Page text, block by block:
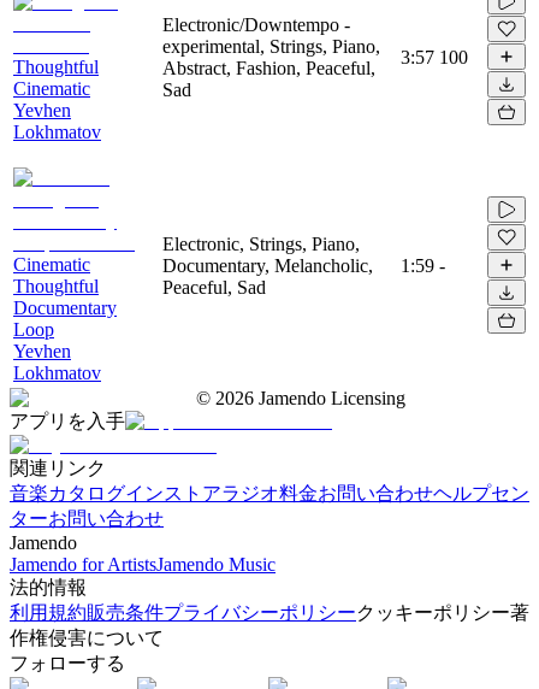
Thoughtful
Cinematic
Yevhen
Lokhmatov
Electronic/Downtempo -
experimental, Strings, Piano,
Abstract, Fashion, Peaceful,
Sad
3:57 100
Cinematic
Thoughtful
Documentary
Loop
Yevhen
Lokhmatov
Electronic, Strings, Piano,
Documentary, Melancholic,
Peaceful, Sad
1:59 -
© 2026 Jamendo Licensing
アプリを入手
関連リンク
音楽カタログインストアラジオ料金お問い合わせヘルプセン
ターお問い合わせ
Jamendo
Jamendo for ArtistsJamendo Music
法的情報
利用規約販売条件プライバシーポリシークッキーポリシー著
作権侵害について
フォローする